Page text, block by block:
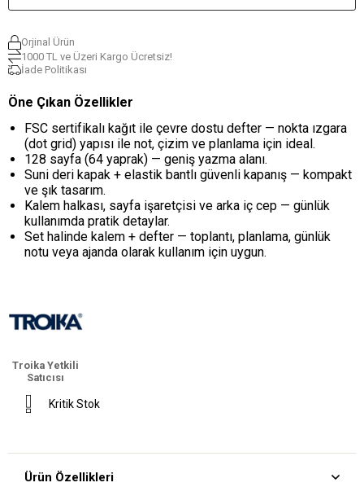
Orjinal Ürün
1000 TL ve Üzeri Kargo Ücretsiz!
İade Politikası
Öne Çıkan Özellikler
FSC sertifikalı kağıt ile çevre dostu defter — nokta ızgara
(dot grid) yapısı ile not, çizim ve planlama için ideal.
128 sayfa (64 yaprak) — geniş yazma alanı.
Suni deri kapak + elastik bantlı güvenli kapanış — kompakt
ve şık tasarım.
Kalem halkası, sayfa işaretçisi ve arka iç cep — günlük
kullanımda pratik detaylar.
Set halinde kalem + defter — toplantı, planlama, günlük
notu veya ajanda olarak kullanım için uygun.
Troika Yetkili
Satıcısı
Kritik Stok
Ürün Özellikleri